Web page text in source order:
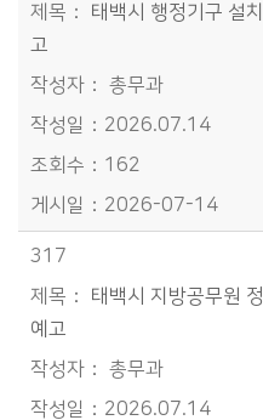
태백시 행정기구 설
고
총무과
2026.07.14
162
2026-07-14
317
태백시 지방공무원
예고
총무과
2026.07.14